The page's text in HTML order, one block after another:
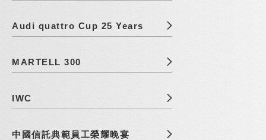
Audi quattro Cup 25 Years
MARTELL 300
IWC
中國信託典範員工榮耀晚宴